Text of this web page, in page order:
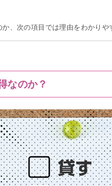
、次の項目では理由をわかりや
なのか？